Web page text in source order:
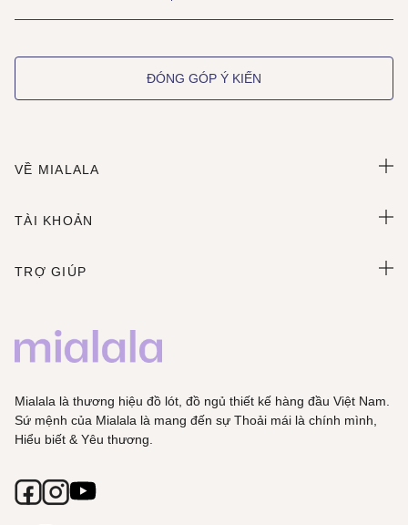
ĐÓNG GÓP Ý KIẾN
VỀ MIALALA
TÀI KHOẢN
TRỢ GIÚP
Mialala là thương hiệu đồ lót, đồ ngủ thiết kế hàng đầu Việt Nam.
Sứ mệnh của Mialala là mang đến sự Thoải mái là chính mình,
Hiểu biết & Yêu thương.